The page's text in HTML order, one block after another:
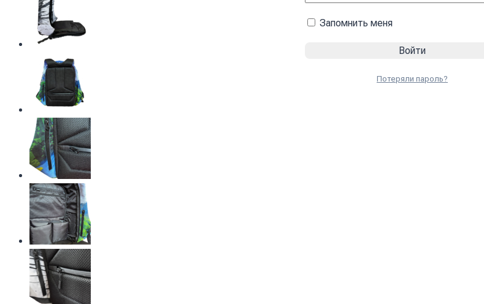
Запомнить меня
Потеряли пароль?